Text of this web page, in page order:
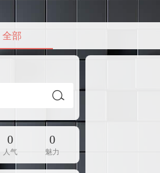
全部
0
人气
0
魅力